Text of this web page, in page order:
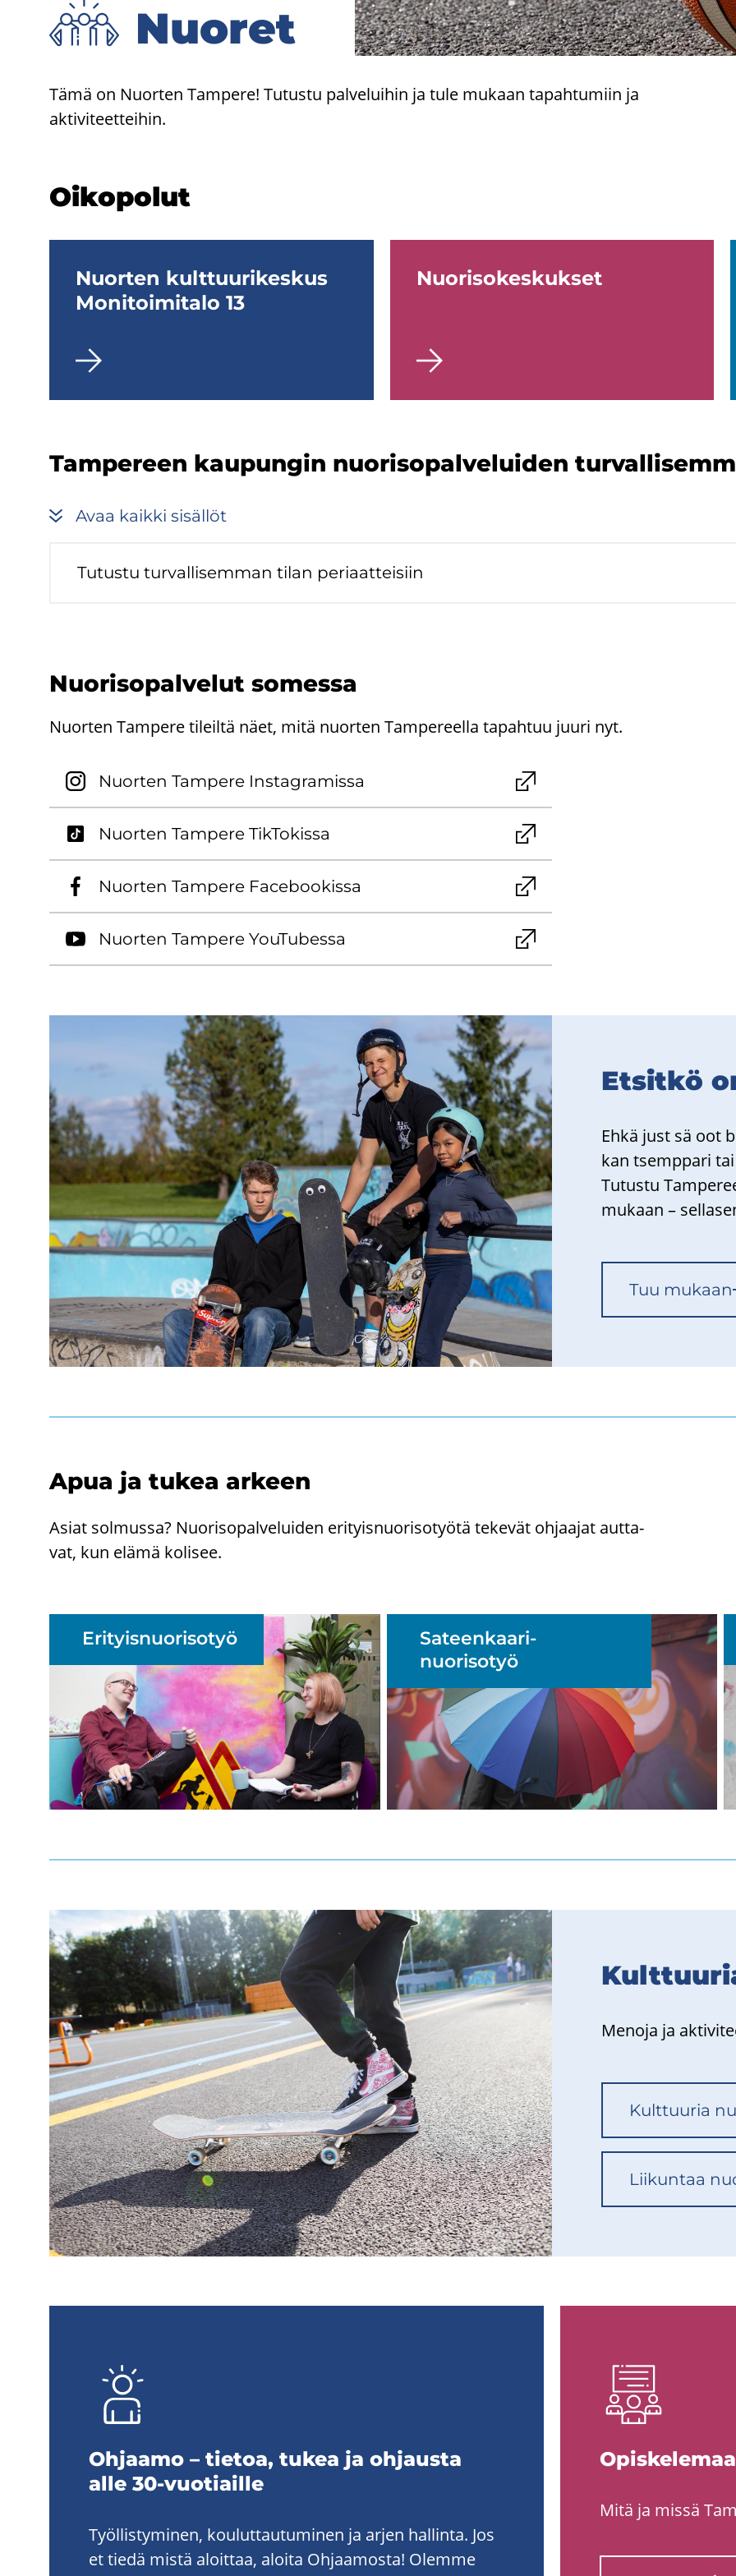
Nuo­ret
Tämä on Nuor­ten Tam­pe­re! Tu­tus­tu pal­ve­lui­hin ja tule mu­kaan ta­pah­tu­miin ja
ak­ti­vi­teet­tei­hin.
Oi­ko­po­lut
Nuor­ten kult­tuu­ri­kes­kus
Mo­ni­toi­mi­ta­lo 13
Nuo­ri­so­kes­kuk­set
Tam­pe­reen kau­pun­gin nuo­ri­so­pal­ve­lui­den
Avaa kaik­ki si­säl­löt
Tu­tus­tu tur­val­li­sem­man tilan pe­ri­aat­tei­siin
Nuo­ri­so­pal­ve­lut so­mes­sa
Nuorten Tampere tileiltä näet, mitä nuorten Tampereella tapahtuu juuri nyt.
Nuor­ten Tam­pe­re Ins­ta­gra­mis­sa
Nuor­ten Tam­pe­re Tik­To­kis­sa
Nuor­ten Tam­pe­re Face­boo­kis­sa
Nuor­ten Tam­pe­re You­Tu­bes­sa
Et­sit­kö
Ehkä just sä oot
kan tsemp­pa­ri
Tu­tus­tu
mu­kaan –
Tuu mu­kaan
Apua ja tukea ar­keen
Asiat sol­mus­sa? Nuo­ri­so­pal­ve­lui­den eri­tyis­nuo­ri­so­työ­tä te­ke­vät oh­jaa­jat aut­ta­
vat, kun elämä ko­li­see.
Eri­tyis­nuo­ri­so­työ
Sateenkaari­
nuorisotyö
Me­no­ja ja
Kult­tuu­ria
Lii­kun­taa
Oh­jaa­mo – tie­toa, tukea ja oh­jaus­ta
alle 30-​vuotiaille
Työllistyminen, kouluttautuminen ja arjen hallinta. Jos
et tiedä mistä aloittaa, aloita Ohjaamosta! Olemme
Mitä ja missä